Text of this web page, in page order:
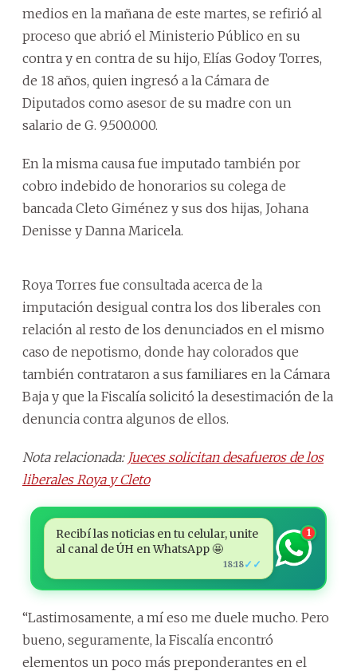
medios en la mañana de este martes, se refirió al
proceso que abrió el Ministerio Público en su
contra y en contra de su hijo, Elías Godoy Torres,
de 18 años, quien ingresó a la Cámara de
Diputados como asesor de su madre con un
salario de G. 9.500.000.
En la misma causa fue imputado también por
cobro indebido de honorarios su colega de
bancada Cleto Giménez y sus dos hijas, Johana
Denisse y Danna Maricela.
Roya Torres fue consultada acerca de la
imputación desigual contra los dos liberales con
relación al resto de los denunciados en el mismo
caso de nepotismo, donde hay colorados que
también contrataron a sus familiares en la Cámara
Baja y que la Fiscalía solicitó la desestimación de la
denuncia contra algunos de ellos.
Nota relacionada: Jueces solicitan desafueros de los
liberales Roya y Cleto
Recibí las noticias en tu celular, unite
al canal de ÚH en WhatsApp 🤩
18:18✓✓
1
“Lastimosamente, a mí eso me duele mucho. Pero
bueno, seguramente, la Fiscalía encontró
elementos un poco más preponderantes en el